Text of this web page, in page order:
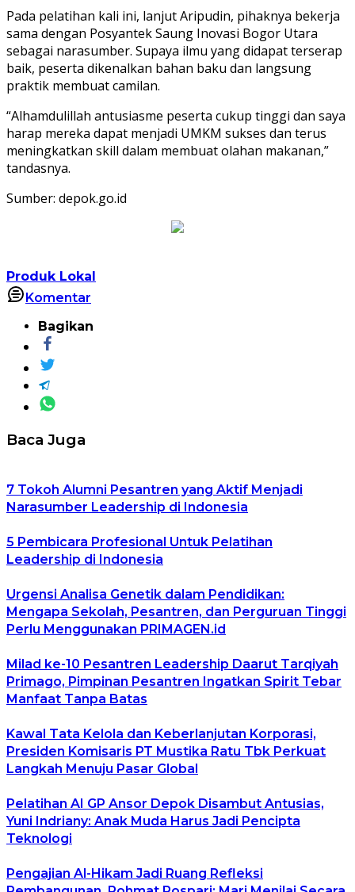
Pada pelatihan kali ini, lanjut Aripudin, pihaknya bekerja
sama dengan Posyantek Saung Inovasi Bogor Utara
sebagai narasumber. Supaya ilmu yang didapat terserap
baik, peserta dikenalkan bahan baku dan langsung
praktik membuat camilan.
“Alhamdulillah antusiasme peserta cukup tinggi dan saya
harap mereka dapat menjadi UMKM sukses dan terus
meningkatkan skill dalam membuat olahan makanan,”
tandasnya.
Sumber: depok.go.id
Produk Lokal
Komentar
Bagikan
Baca Juga
7 Tokoh Alumni Pesantren yang Aktif Menjadi
Narasumber Leadership di Indonesia
5 Pembicara Profesional Untuk Pelatihan
Leadership di Indonesia
Urgensi Analisa Genetik dalam Pendidikan:
Mengapa Sekolah, Pesantren, dan Perguruan Tinggi
Perlu Menggunakan PRIMAGEN.id
Milad ke-10 Pesantren Leadership Daarut Tarqiyah
Primago, Pimpinan Pesantren Ingatkan Spirit Tebar
Manfaat Tanpa Batas
Kawal Tata Kelola dan Keberlanjutan Korporasi,
Presiden Komisaris PT Mustika Ratu Tbk Perkuat
Langkah Menuju Pasar Global
Pelatihan AI GP Ansor Depok Disambut Antusias,
Yuni Indriany: Anak Muda Harus Jadi Pencipta
Teknologi
Pengajian Al-Hikam Jadi Ruang Refleksi